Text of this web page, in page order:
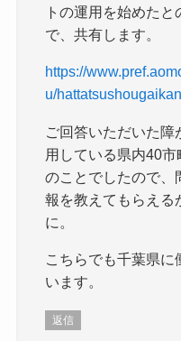
トの運用を始めた
で、共有します。
https://
u/
ご回答いただいた
用している県内40
のことでしたので、
報を教えてもらえる
に。
こちらでも千葉県に
います。
返信